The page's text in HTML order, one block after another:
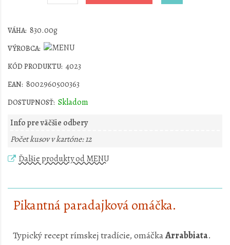
VÁHA: 830.00g
VÝROBCA:
KÓD PRODUKTU: 4023
EAN: 8002960500363
DOSTUPNOSŤ: Skladom
Info pre väčšie odbery
Počet kusov v kartóne: 12
Ďalšie produkty od MENU
Pikantná paradajková omáčka.
Typický recept rímskej tradície, omáčkaArrabbiata.